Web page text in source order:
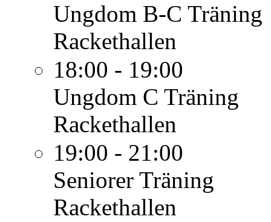
Ungdom B-C Träning
Rackethallen
18:00 - 19:00
Ungdom C Träning
Rackethallen
19:00 - 21:00
Seniorer Träning
Rackethallen